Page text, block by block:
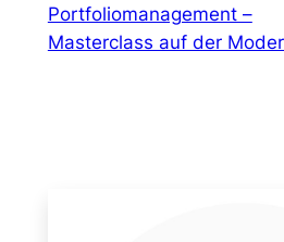
Portfoliomanagement –
Masterclass auf der